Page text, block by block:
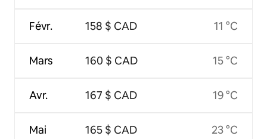
Févr.
Mars
Avr.
Mai
158 $ CAD
160 $ CAD
167 $ CAD
165 $ CAD
11 °C
15 °C
19 °C
23 °C